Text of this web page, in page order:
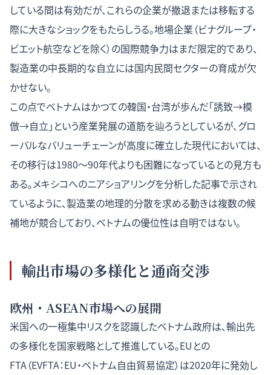
している間は有効だが、これらの企業が撤退または移転する
際に大きなショックをもたらしうる。地場企業（ビナグループ・
ビエット航空などを除く）の国際競争力はまだ限定的であり、
製造業の中長期的な自立には国内民間セクターの育成が欠
かせない。
この点でベトナムはかつての韓国・台湾が歩んだ「誘致→模
倣→自立」という産業発展の道筋を辿ろうとしているが、グロ
ーバルなバリューチェーンが高度に確立した現代においては、
その移行は1980〜90年代よりも困難になっているとの見方も
ある。メキシコへのニアショアリングを分析した記事で示され
ているように、製造業の地理的分散を求める動きは複数の候
補地が競合しており、ベトナムの優位性は自明ではない。
輸出市場の多様化と通商交渉
欧州・ASEAN市場への展開
米国への一極集中リスクを認識したベトナム政府は、輸出先
の多様化を国家戦略として推進している。EUとの
FTA（EVFTA：EU・ベトナム自由貿易協定）は2020年に発効し